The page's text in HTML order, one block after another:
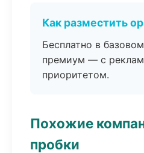
Как разместить
Бесплатно в
премиум — с
приоритетом.
Похожие
пробки